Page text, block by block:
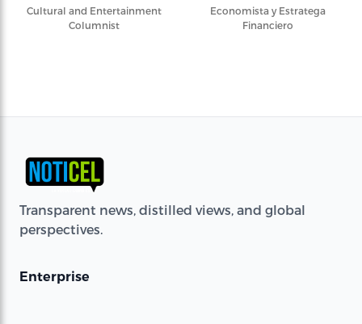
Cultural and Entertainment
Columnist
Economista y Estratega
Financiero
Transparent news, distilled views, and global
perspectives.
Enterprise